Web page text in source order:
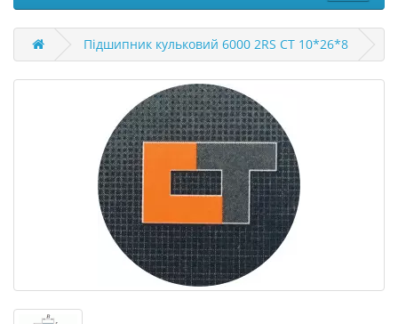
Підшипник кульковий 6000 2RS CT 10*26*8